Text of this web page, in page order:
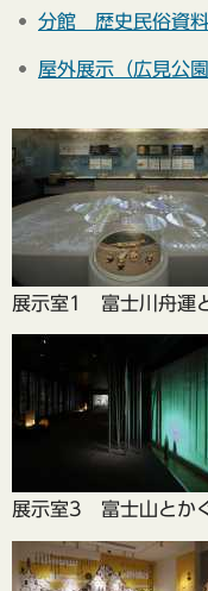
分館 歴史民俗資料
屋外展示（広見公
展示室1 富士川舟運
展示室3 富士山とか